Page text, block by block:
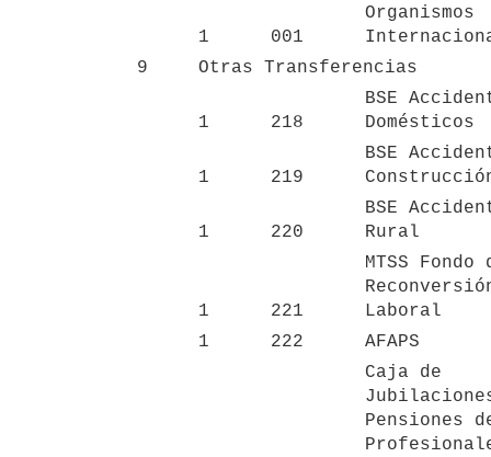
1 001
Organismos
9
Otras Transferencias
1 218
BSE
Domésticos
1 219
BSE
1 220
BSE
Rural
1 221
MTSS Fondo
Laboral
1
222 AFAPS
Caja de
Pensiones